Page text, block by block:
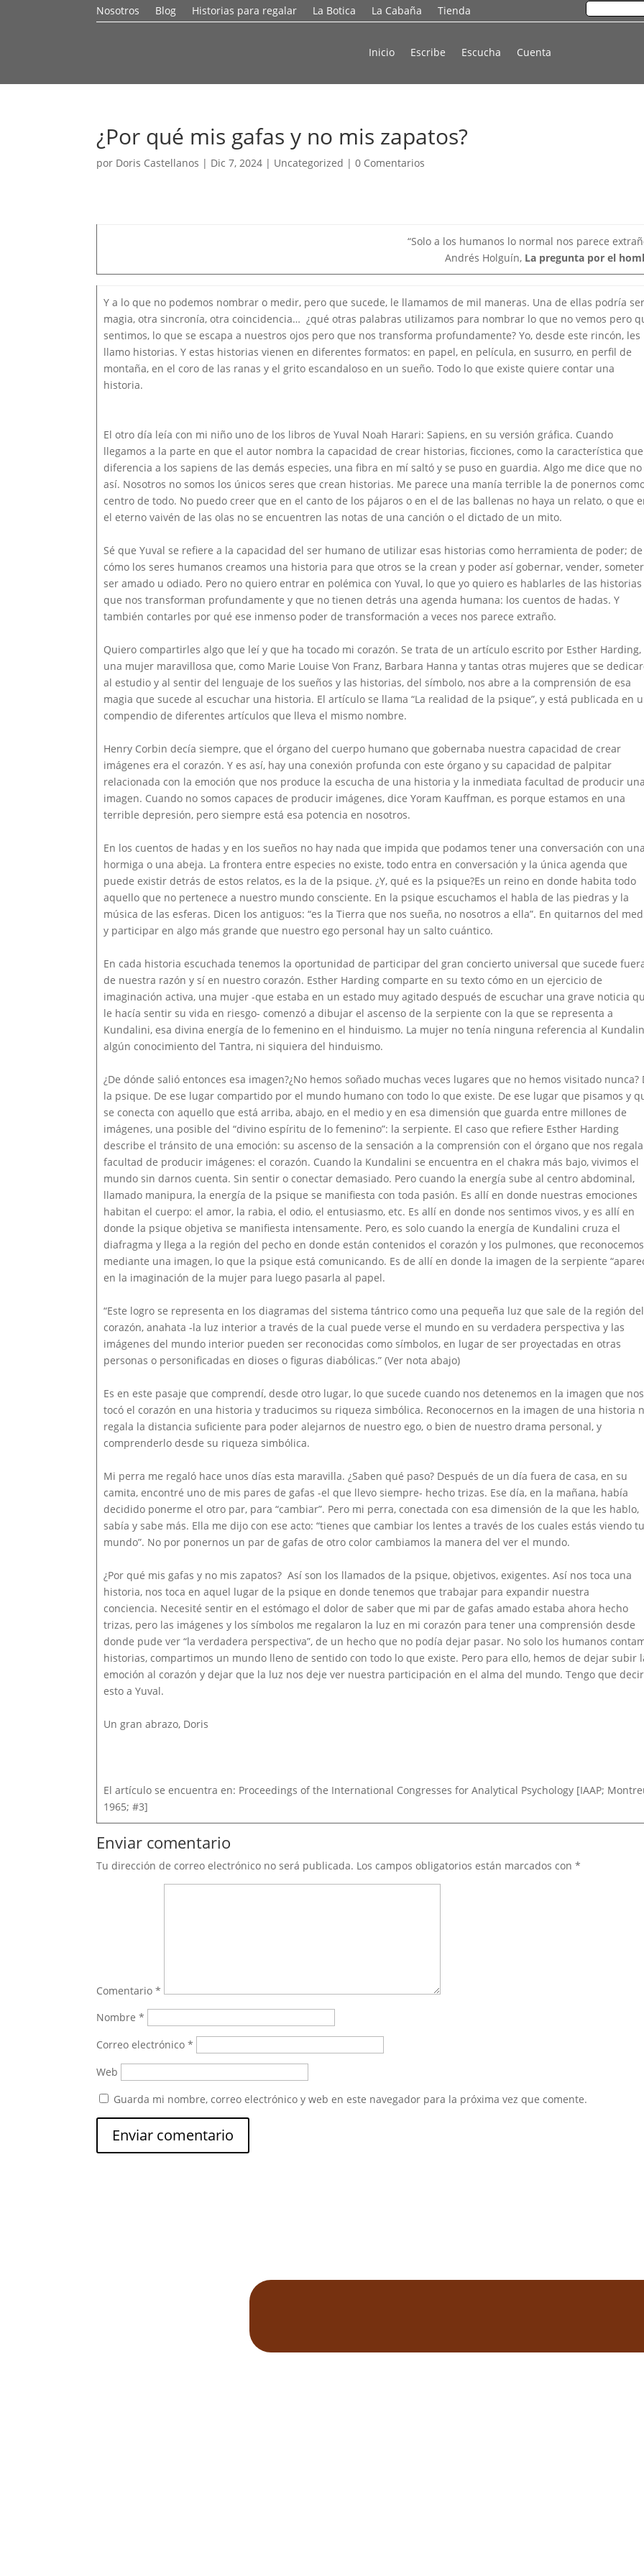
Nosotros Blog Historias para regalar La Botica La Cabaña Tienda
Inicio Escribe Escucha Cuenta
¿Por qué mis gafas y no mis zapatos?
por Doris Castellanos | Dic 7, 2024 | Uncategorized |0 Comentarios
“Solo a los humanos lo normal nos parece
Andrés Holguín, La pregunta por el
Y a lo que no podemos nombrar o medir, pero que sucede, le llamamos de mil maneras. Una de ellas podría ser
magia, otra sincronía, otra coincidencia… ¿qué otras palabras utilizamos para nombrar lo que no vemos pero
sentimos, lo que se escapa a nuestros ojos pero que nos transforma profundamente? Yo, desde este rincón, les
llamo historias. Y estas historias vienen en diferentes formatos: en papel, en película, en susurro, en perfil de
montaña, en el coro de las ranas y el grito escandaloso en un sueño. Todo lo que existe quiere contar una
historia.
El otro día leía con mi niño uno de los libros de Yuval Noah Harari: Sapiens, en su versión gráfica. Cuando
llegamos a la parte en que el autor nombra la capacidad de crear historias, ficciones, como la característica que
diferencia a los sapiens de las demás especies, una fibra en mí saltó y se puso en guardia. Algo me dice que no
así. Nosotros no somos los únicos seres que crean historias. Me parece una manía terrible la de ponernos
centro de todo. No puedo creer que en el canto de los pájaros o en el de las ballenas no haya un relato, o que
el eterno vaivén de las olas no se encuentren las notas de una canción o el dictado de un mito.
Sé que Yuval se refiere a la capacidad del ser humano de utilizar esas historias como herramienta de poder; de
cómo los seres humanos creamos una historia para que otros se la crean y poder así gobernar, vender,
ser amado u odiado. Pero no quiero entrar en polémica con Yuval, lo que yo quiero es hablarles de las historias
que nos transforman profundamente y que no tienen detrás una agenda humana: los cuentos de hadas. Y
también contarles por qué ese inmenso poder de transformación a veces nos parece extraño.
Quiero compartirles algo que leí y que ha tocado mi corazón. Se trata de un artículo escrito por Esther Harding,
una mujer maravillosa que, como Marie Louise Von Franz, Barbara Hanna y tantas otras mujeres que se
al estudio y al sentir del lenguaje de los sueños y las historias, del símbolo, nos abre a la comprensión de esa
magia que sucede al escuchar una historia. El artículo se llama “La realidad de la psique”, y está publicada en
compendio de diferentes artículos que lleva el mismo nombre.
Henry Corbin decía siempre, que el órgano del cuerpo humano que gobernaba nuestra capacidad de crear
imágenes era el corazón. Y es así, hay una conexión profunda con este órgano y su capacidad de palpitar
relacionada con la emoción que nos produce la escucha de una historia y la inmediata facultad de producir una
imagen. Cuando no somos capaces de producir imágenes, dice Yoram Kauffman, es porque estamos en una
terrible depresión, pero siempre está esa potencia en nosotros.
En los cuentos de hadas y en los sueños no hay nada que impida que podamos tener una conversación con una
hormiga o una abeja. La frontera entre especies no existe, todo entra en conversación y la única agenda que
puede existir detrás de estos relatos, es la de la psique. ¿Y, qué es la psique?Es un reino en donde habita todo
aquello que no pertenece a nuestro mundo consciente. En la psique escuchamos el habla de las piedras y la
música de las esferas. Dicen los antiguos: “es la Tierra que nos sueña, no nosotros a ella”. En quitarnos del
y participar en algo más grande que nuestro ego personal hay un salto cuántico.
En cada historia escuchada tenemos la oportunidad de participar del gran concierto universal que sucede
de nuestra razón y sí en nuestro corazón. Esther Harding comparte en su texto cómo en un ejercicio de
imaginación activa, una mujer -que estaba en un estado muy agitado después de escuchar una grave noticia
le hacía sentir su vida en riesgo- comenzó a dibujar el ascenso de la serpiente con la que se representa a
Kundalini, esa divina energía de lo femenino en el hinduismo. La mujer no tenía ninguna referencia al
algún conocimiento del Tantra, ni siquiera del hinduismo.
¿De dónde salió entonces esa imagen?¿No hemos soñado muchas veces lugares que no hemos visitado nunca?
la psique. De ese lugar compartido por el mundo humano con todo lo que existe. De ese lugar que pisamos y
se conecta con aquello que está arriba, abajo, en el medio y en esa dimensión que guarda entre millones de
imágenes, una posible del “divino espíritu de lo femenino”: la serpiente. El caso que refiere Esther Harding
describe el tránsito de una emoción: su ascenso de la sensación a la comprensión con el órgano que nos
facultad de producir imágenes: el corazón. Cuando la Kundalini se encuentra en el chakra más bajo, vivimos el
mundo sin darnos cuenta. Sin sentir o conectar demasiado. Pero cuando la energía sube al centro abdominal,
llamado manipura, la energía de la psique se manifiesta con toda pasión. Es allí en donde nuestras emociones
habitan el cuerpo: el amor, la rabia, el odio, el entusiasmo, etc. Es allí en donde nos sentimos vivos, y es allí en
donde la psique objetiva se manifiesta intensamente. Pero, es solo cuando la energía de Kundalini cruza el
diafragma y llega a la región del pecho en donde están contenidos el corazón y los pulmones, que
mediante una imagen, lo que la psique está comunicando. Es de allí en donde la imagen de la serpiente
en la imaginación de la mujer para luego pasarla al papel.
“Este logro se representa en los diagramas del sistema tántrico como una pequeña luz que sale de la región del
corazón, anahata -la luz interior a través de la cual puede verse el mundo en su verdadera perspectiva y las
imágenes del mundo interior pueden ser reconocidas como símbolos, en lugar de ser proyectadas en otras
personas o personificadas en dioses o figuras diabólicas.” (Ver nota abajo)
Es en este pasaje que comprendí, desde otro lugar, lo que sucede cuando nos detenemos en la imagen que nos
tocó el corazón en una historia y traducimos su riqueza simbólica. Reconocernos en la imagen de una historia
regala la distancia suficiente para poder alejarnos de nuestro ego, o bien de nuestro drama personal, y
comprenderlo desde su riqueza simbólica.
Mi perra me regaló hace unos días esta maravilla. ¿Saben qué paso? Después de un día fuera de casa, en su
camita, encontré uno de mis pares de gafas -el que llevo siempre- hecho trizas. Ese día, en la mañana, había
decidido ponerme el otro par, para “cambiar”. Pero mi perra, conectada con esa dimensión de la que les hablo,
sabía y sabe más. Ella me dijo con ese acto: “tienes que cambiar los lentes a través de los cuales estás viendo tu
mundo”. No por ponernos un par de gafas de otro color cambiamos la manera del ver el mundo.
¿Por qué mis gafas y no mis zapatos? Así son los llamados de la psique, objetivos, exigentes. Así nos toca una
historia, nos toca en aquel lugar de la psique en donde tenemos que trabajar para expandir nuestra
conciencia. Necesité sentir en el estómago el dolor de saber que mi par de gafas amado estaba ahora hecho
trizas, pero las imágenes y los símbolos me regalaron la luz en mi corazón para tener una comprensión desde
donde pude ver “la verdadera perspectiva”, de un hecho que no podía dejar pasar. No solo los humanos
historias, compartimos un mundo lleno de sentido con todo lo que existe. Pero para ello, hemos de dejar subir
emoción al corazón y dejar que la luz nos deje ver nuestra participación en el alma del mundo. Tengo que
esto a Yuval.
Un gran abrazo, Doris
El artículo se encuentra en: Proceedings of the International Congresses for Analytical Psychology [IAAP;
1965; #3]
Enviar comentario
Tu dirección de correo electrónico no será publicada. Los campos obligatorios están marcados con*
Comentario*
Nombre*
Correo electrónico*
Web
Guarda mi nombre, correo electrónico y web en este navegador para la próxima vez que comente.